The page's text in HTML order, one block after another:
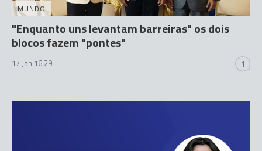
MUNDO
"Enquanto uns levantam barreiras" os dois
blocos fazem "pontes"
17 Jan 16:29 1